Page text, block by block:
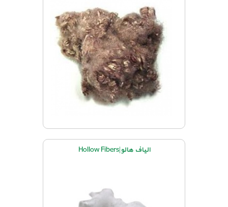
الیاف هالو|Hollow Fibers